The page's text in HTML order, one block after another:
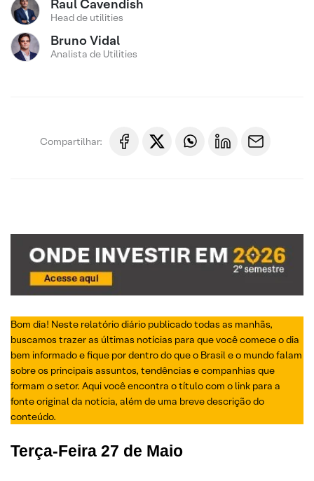
Raul Cavendish
Head de utilities
Bruno Vidal
Analista de Utilities
Compartilhar:
Bom dia! Neste relatório diário publicado todas as manhãs,
buscamos trazer as últimas notícias para que você comece o dia
bem informado e fique por dentro do que o Brasil e o mundo falam
sobre os principais assuntos, tendências e companhias que
formam o setor. Aqui você encontra o título com o link para a
fonte original da notícia, além de uma breve descrição do
conteúdo.
Terça-Feira 27 de Maio